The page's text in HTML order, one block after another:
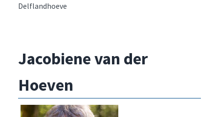
Delflandhoeve
Jacobiene van der
Hoeven